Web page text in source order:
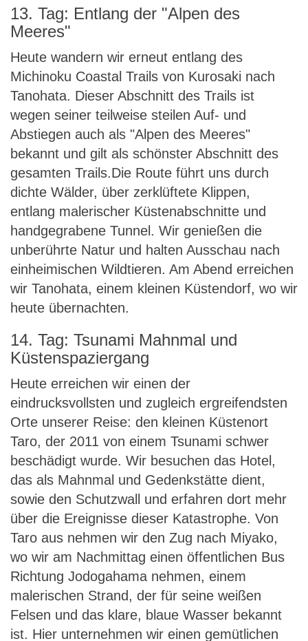
13. Tag: Entlang der "Alpen des
Meeres"
Heute wandern wir erneut entlang des
Michinoku Coastal Trails von Kurosaki nach
Tanohata. Dieser Abschnitt des Trails ist
wegen seiner teilweise steilen Auf- und
Abstiegen auch als "Alpen des Meeres"
bekannt und gilt als schönster Abschnitt des
gesamten Trails.Die Route führt uns durch
dichte Wälder, über zerklüftete Klippen,
entlang malerischer Küstenabschnitte und
handgegrabene Tunnel. Wir genießen die
unberührte Natur und halten Ausschau nach
einheimischen Wildtieren. Am Abend erreichen
wir Tanohata, einem kleinen Küstendorf, wo wir
heute übernachten.
14. Tag: Tsunami Mahnmal und
Küstenspaziergang
Heute erreichen wir einen der
eindrucksvollsten und zugleich ergreifendsten
Orte unserer Reise: den kleinen Küstenort
Taro, der 2011 von einem Tsunami schwer
beschädigt wurde. Wir besuchen das Hotel,
das als Mahnmal und Gedenkstätte dient,
sowie den Schutzwall und erfahren dort mehr
über die Ereignisse dieser Katastrophe. Von
Taro aus nehmen wir den Zug nach Miyako,
wo wir am Nachmittag einen öffentlichen Bus
Richtung Jodogahama nehmen, einem
malerischen Strand, der für seine weißen
Felsen und das klare, blaue Wasser bekannt
ist. Hier unternehmen wir einen gemütlichen